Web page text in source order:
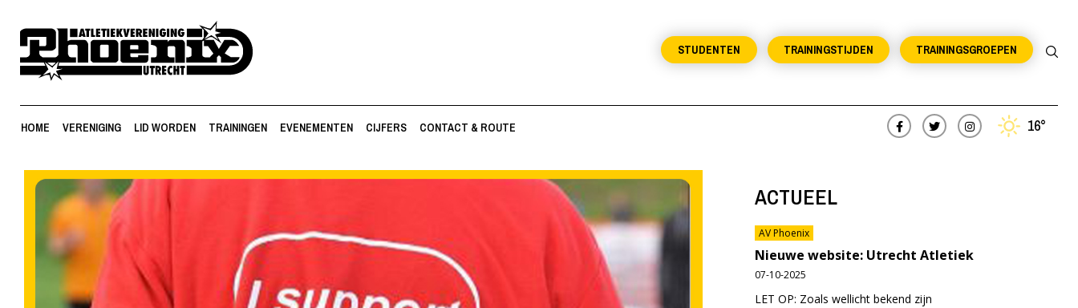
TRAININGSGROEPEN
TRAININGSTIJDEN
STUDENTEN
HOME VERENIGING LID WORDEN TRAININGEN EVENEMENTEN CIJFERS CONTACT & ROUTE 16°
ACTUEEL
AV Phoenix
Nieuwe website: Utrecht Atletiek
07-10-2025
LET OP: Zoals wellicht bekend zijn